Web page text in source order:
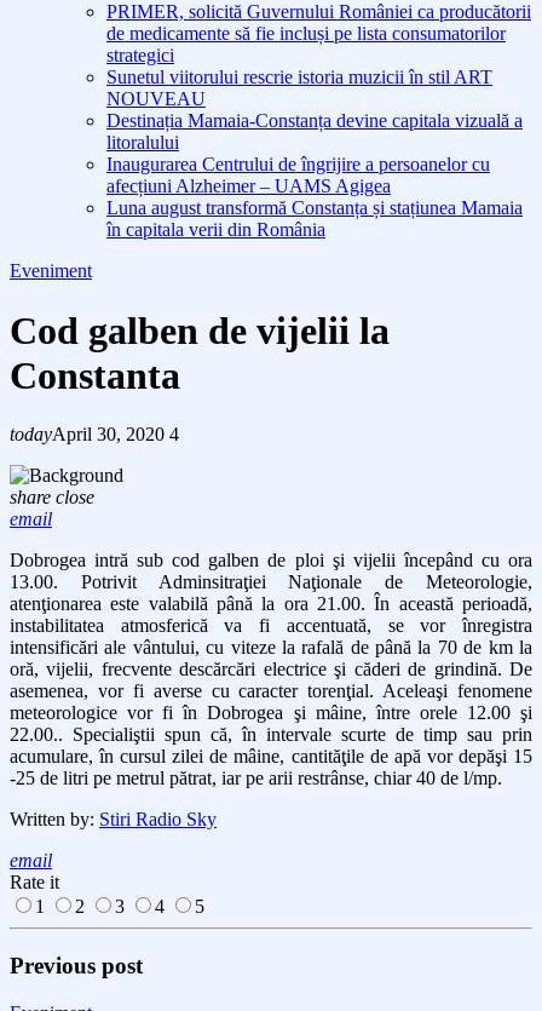
PRIMER, solicită Guvernului României ca producătorii
de medicamente să fie incluși pe lista consumatorilor
strategici
Sunetul viitorului rescrie istoria muzicii în stil ART
NOUVEAU
Destinația Mamaia-Constanța devine capitala vizuală a
litoralului
Inaugurarea Centrului de îngrijire a persoanelor cu
afecțiuni Alzheimer – UAMS Agigea
Luna august transformă Constanța și stațiunea Mamaia
în capitala verii din România
Eveniment
Cod galben de vijelii la
Constanta
todayApril 30, 2020 4
share close
email
Dobrogea intră sub cod galben de ploi şi vijelii începând cu ora
13.00. Potrivit Adminsitraţiei Naţionale de Meteorologie,
atenţionarea este valabilă până la ora 21.00. În această perioadă,
instabilitatea atmosferică va fi accentuată, se vor înregistra
intensificări ale vântului, cu viteze la rafală de până la 70 de km la
oră, vijelii, frecvente descărcări electrice şi căderi de grindină. De
asemenea, vor fi averse cu caracter torenţial. Aceleaşi fenomene
meteorologice vor fi în Dobrogea şi mâine, între orele 12.00 şi
22.00.. Specialiştii spun că, în intervale scurte de timp sau prin
acumulare, în cursul zilei de mâine, cantităţile de apă vor depăşi 15
-25 de litri pe metrul pătrat, iar pe arii restrânse, chiar 40 de l/mp.
Written by: Stiri Radio Sky
email
Rate it
1
2 3 4 5
Previous post